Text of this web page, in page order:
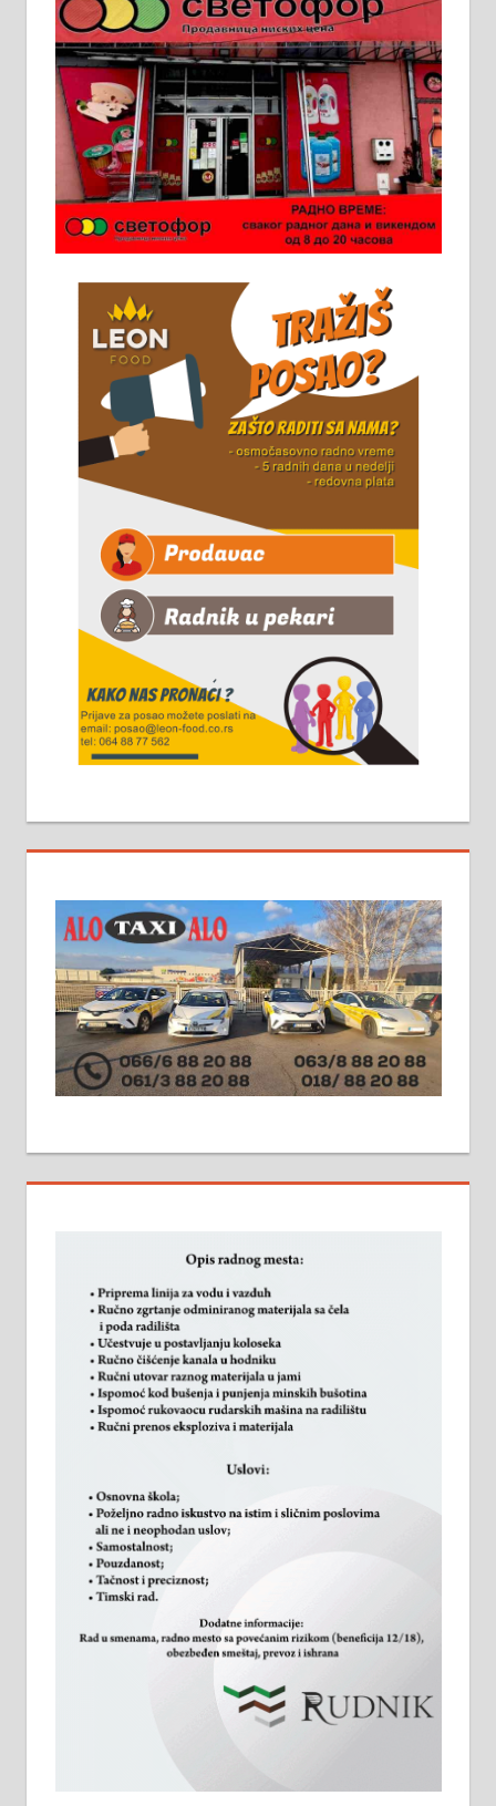
Пружам услуге завршних радова
у грађевини, хидроизолације и
молерских радова. 061/25-28-058
Ало таксију потребан возач са Б
категоријом. 064/02-85-511
Потребна два радника за рад на
стоваришту „Липа промет” у
информација доћи лично на
стовариште у улици Максима
Горког 26 сваког радног дана од
8 до 15 часова. 063/465-045
Чистим све врсте димњака.
061/32-13-445